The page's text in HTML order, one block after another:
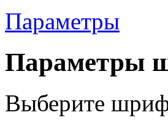
Параметры
Параметры
Выберите